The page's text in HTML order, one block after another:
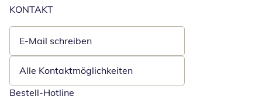
KONTAKT
E-Mail schreiben
Öffnet E-Mail-Client
Alle Kontaktmöglichkeiten
Bestell-Hotline